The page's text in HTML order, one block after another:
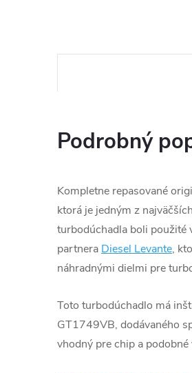
Podrobný
Kompletne repasované
ktorá je jedným z
turbodúchadla boli použité
partnera Diesel Levante,
náhradnými dielmi pre
Toto turbodúchadlo má
GT1749VB, dodávaného
vhodný pre chip a